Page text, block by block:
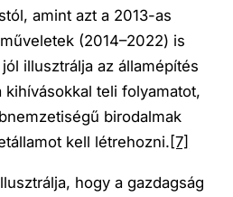
amint azt a 2013-as
(2014–2022) is
illusztrálja az államépítés
kihívásokkal teli folyamatot,
birodalmak
kell létrehozni.[7]
hogy a gazdagság